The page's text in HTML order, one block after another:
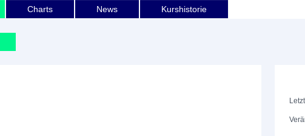
Charts News Kurshistorie